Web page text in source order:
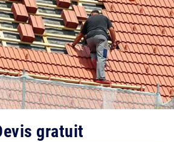
gratuit